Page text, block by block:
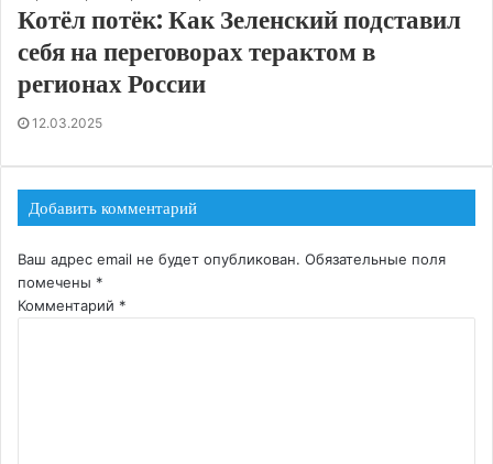
Котёл потёк: Как Зеленский подставил
себя на переговорах терактом в
регионах России
12.03.2025
Добавить комментарий
Ваш адрес email не будет опубликован. Обязательные поля
помечены *
Комментарий *